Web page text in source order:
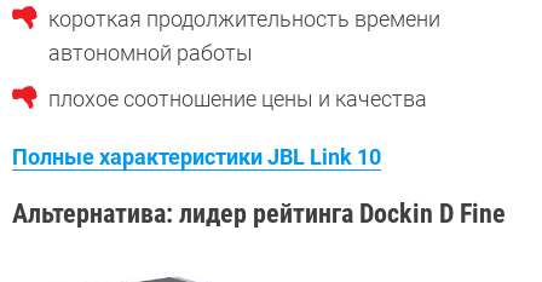
короткая продолжительность времени
автономной работы
плохое соотношение цены и качества
Полные характеристики JBL Link 10
Альтернатива: лидер рейтинга Dockin D Fine